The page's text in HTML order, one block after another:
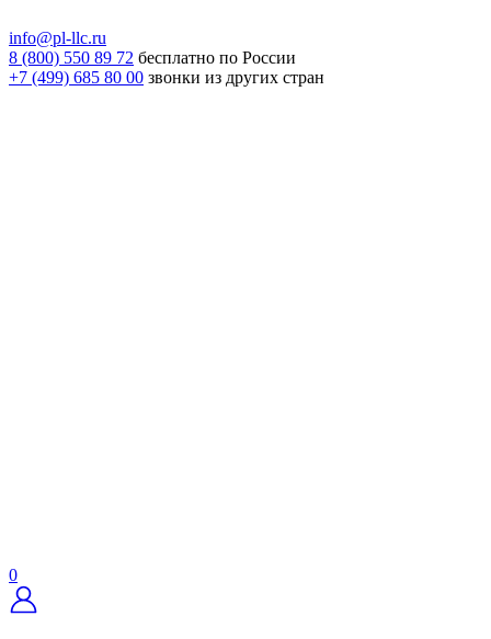
info@pl-llc.ru
8 (800) 550 89 72 бесплатно по России
+7 (499) 685 80 00 звонки из других стран
0